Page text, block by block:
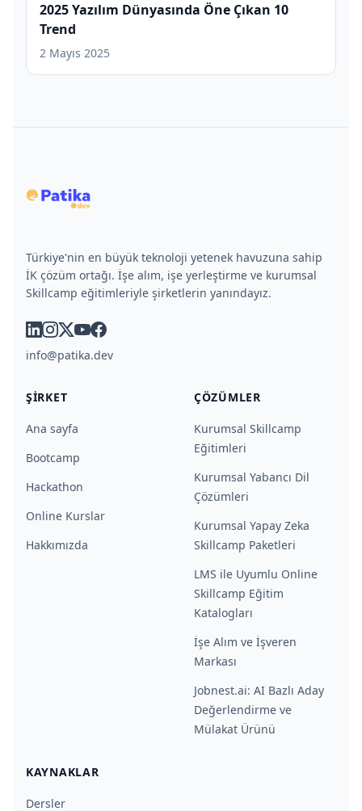
2025 Yazılım Dünyasında Öne Çıkan 10
Trend
2 Mayıs 2025
Türkiye'nin en büyük teknoloji yetenek havuzuna sahip
İK çözüm ortağı. İşe alım, işe yerleştirme ve kurumsal
Skillcamp eğitimleriyle şirketlerin yanındayız.
linkedin
instagram
x youtube
facebook
info@patika.dev
ŞIRKET
Ana sayfa
Bootcamp
Hackathon
Online Kurslar
Hakkımızda
ÇÖZÜMLER
Kurumsal Skillcamp
Eğitimleri
Kurumsal Yabancı Dil
Çözümleri
Kurumsal Yapay Zeka
Skillcamp Paketleri
LMS ile Uyumlu Online
Skillcamp Eğitim
Katalogları
İşe Alım ve İşveren
Markası
Jobnest.ai: AI Bazlı Aday
Değerlendirme ve
Mülakat Ürünü
KAYNAKLAR
Dersler